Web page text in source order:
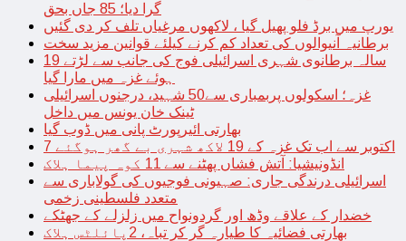
گرا دیا؛ 85 جاں بحق
یورپ میں برڈ فلو پھیل گیا ، لاکھوں مرغیاں تلف کر دی گئیں
برطانیہ آنیوالوں کی تعداد کم کرنے کیلئے قوانین مزید سخت
19 سالہ برطانوی شہری اسرائیلی فوج کی جانب سے لڑتے
ہوئے غزہ میں مارا گیا
غزہ؛ اسکولوں پربمباری سے50 شہید، درجنوں اسرائیلی
ٹینک خان یونس میں داخل
بھارتی ائیرپورٹ پانی میں ڈوب گیا
7 اکتوبر سے اب تک غزہ کے 19 لاکھ شہری بے گھر ہوگئے
انڈونیشیا: آتش فشاں پھٹنے سے 11 کوہ پیما ہلاک
اسرائیلی درندگی جاری: صہیونی فوجیوں کی گولاباری سے
متعدد فلسطینی زخمی
خضدار کے علاقے وڈھ اور گردونواح میں زلزلے کے جھٹکے
بھارتی فضائیہ کا طیارہ گر کر تباہ، 2پائلٹس ہلاک